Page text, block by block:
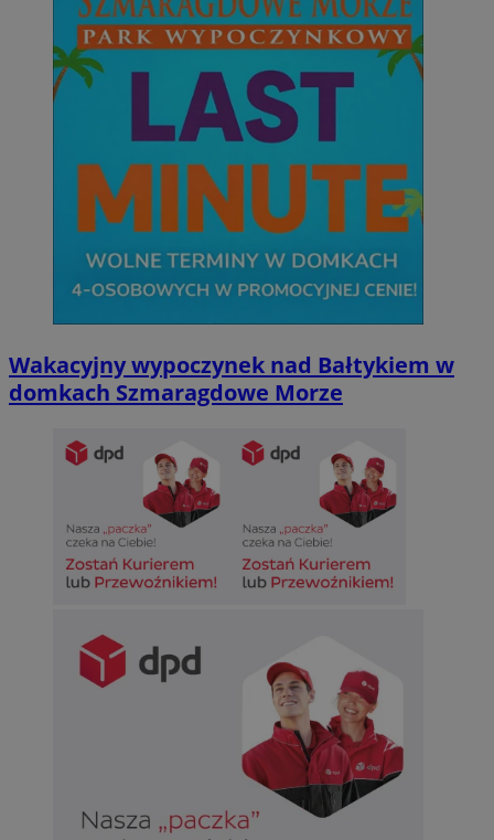
Wakacyjny wypoczynek nad Bałtykiem w
domkach Szmaragdowe Morze